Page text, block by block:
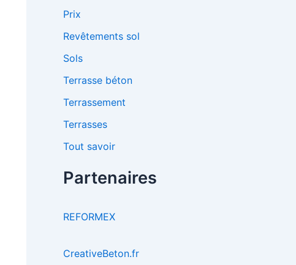
Prix
Revêtements sol
Sols
Terrasse béton
Terrassement
Terrasses
Tout savoir
Partenaires
REFORMEX
CreativeBeton.fr